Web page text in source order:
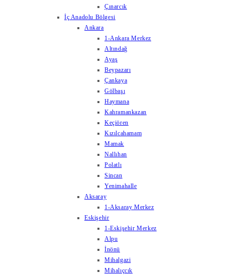
Çınarcık
İç Anadolu Bölgesi
Ankara
1-Ankara Merkez
Altındağ
Ayaş
Beypazarı
Çankaya
Gölbaşı
Haymana
Kahramankazan
Keçiören
Kızılcahamam
Mamak
Nallıhan
Polatlı
Sincan
Yenimahalle
Aksaray
1-Aksaray Merkez
Eskişehir
1-Eskişehir Merkez
Alpu
İnönü
Mihalgazi
Mihalıçcık